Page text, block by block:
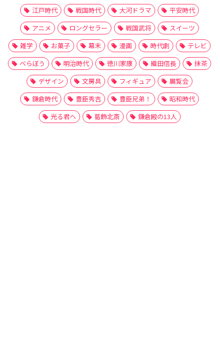
江戸時代 戦国時代 大河ドラマ
平安時代
アニメ
ロングセラー 戦国武将
スイーツ
雑学
お菓子 幕末 漫画 時代劇
テレビ
べらぼう
明治時代 徳川家康 織田信長
抹茶
デザイン
文房具 フィギュア
展覧会
鎌倉時代
豊臣秀吉 豊臣兄弟！
昭和時代
光る君へ
葛飾北斎 鎌倉殿の13人